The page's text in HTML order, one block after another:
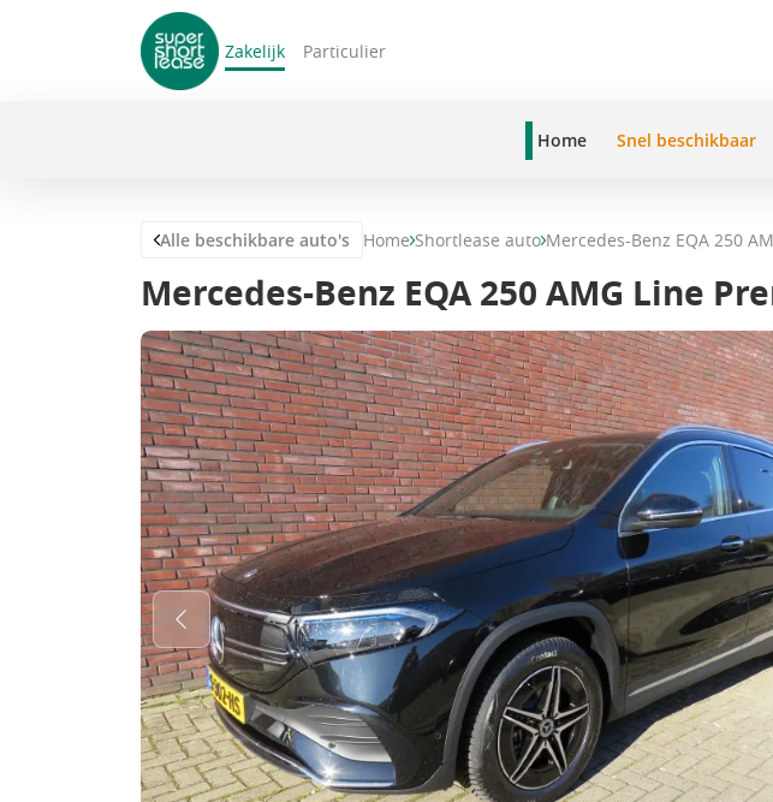
Zakelijk Particulier
Home Snel beschikbaar
Alle beschikbare auto's Home Shortlease auto Mercedes-Benz EQA 250
Mercedes-Benz EQA 250 AMG Line